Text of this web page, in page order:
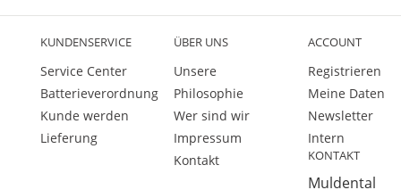
KUNDENSERVICE
Service Center
Batterieverordnung
Kunde werden
Lieferung
ÜBER UNS
Unsere
Philosophie
Wer sind wir
Impressum
Kontakt
ACCOUNT
Registrieren
Meine Daten
Newsletter
Intern
KONTAKT
Muldental